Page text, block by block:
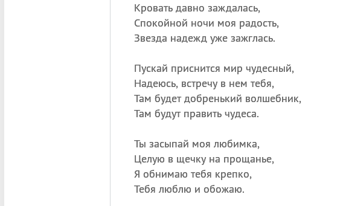
Кровать давно заждалась,
Спокойной ночи моя радость,
Звезда надежд уже зажглась.
Пускай приснится мир чудесный,
Надеюсь, встречу в нем тебя,
Там будет добренький волшебник,
Там будут править чудеса.
Ты засыпай моя любимка,
Целую в щечку на прощанье,
Я обнимаю тебя крепко,
Тебя люблю и обожаю.